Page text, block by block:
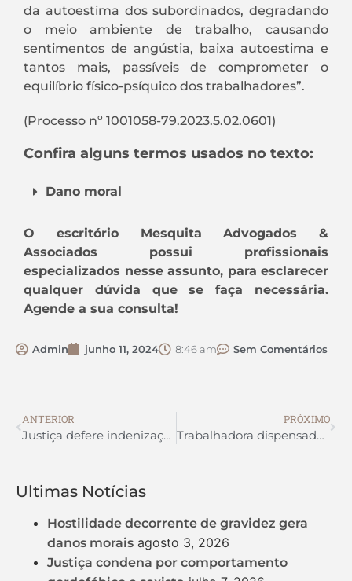
da autoestima dos subordinados, degradando
o meio ambiente de trabalho, causando
sentimentos de angústia, baixa autoestima e
tantos mais, passíveis de comprometer o
equilíbrio físico-psíquico dos trabalhadores”.
(Processo nº 1001058-79.2023.5.02.0601)
Confira alguns termos usados no texto:
Dano moral
O escritório Mesquita Advogados &
Associados possui profissionais
especializados nesse assunto, para esclarecer
qualquer dúvida que se faça necessária.
Agende a sua consulta!
Admin junho 11, 2024 8:46 am Sem Comentários
ANTERIOR
Justiça defere indenização a contadora que trabalhou por nove anos sem férias
PRÓXIMO
Trabalhadora dispensada por ter filho no espectro autista é indenizada
Ultimas Notícias
Hostilidade decorrente de gravidez gera
danos morais agosto 3, 2026
Justiça condena por comportamento